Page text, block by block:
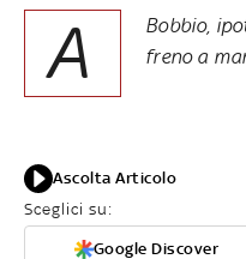
A
Bobbio,
freno a
Ascolta Articolo
Sceglici su:
Google Discover